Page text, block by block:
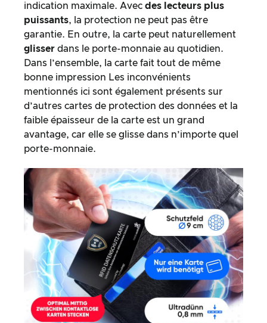
indication maximale. Avec des lecteurs plus
puissants, la protection ne peut pas être
garantie. En outre, la carte peut naturellement
glisser dans le porte-monnaie au quotidien.
Dans l’ensemble, la carte fait tout de même
bonne impression Les inconvénients
mentionnés ici sont également présents sur
d’autres cartes de protection des données et la
faible épaisseur de la carte est un grand
avantage, car elle se glisse dans n’importe quel
porte-monnaie.